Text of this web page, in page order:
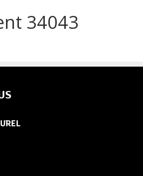
34043